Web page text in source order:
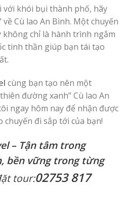
với khói bụi thành phố, hãy
Cù lao An Bình. Một chuyến
không chỉ là hành trình ngắm
tinh thần giúp bạn tái tạo
cùng bạn tạo nên một
đường xanh” Cù lao An
ngay hôm nay để nhận được
đi sắp tới của bạn!
– Tận tâm trong
bền vững trong từng
tour:02753 817